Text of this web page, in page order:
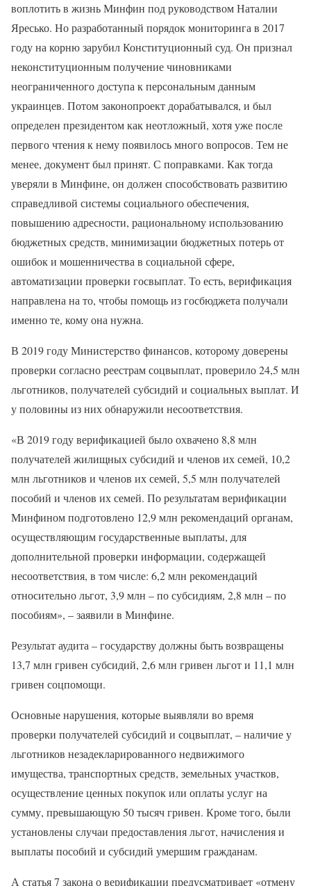
воплотить в жизнь Минфин под руководством Наталии
Яресько. Но разработанный порядок мониторинга в 2017
году на корню зарубил Конституционный суд. Он признал
неконституционным получение чиновниками
неограниченного доступа к персональным данным
украинцев. Потом законопроект дорабатывался, и был
определен президентом как неотложный, хотя уже после
первого чтения к нему появилось много вопросов. Тем не
менее, документ был принят. С поправками. Как тогда
уверяли в Минфине, он должен способствовать развитию
справедливой системы социального обеспечения,
повышению адресности, рациональному использованию
бюджетных средств, минимизации бюджетных потерь от
ошибок и мошенничества в социальной сфере,
автоматизации проверки госвыплат. То есть, верификация
направлена ​​на то, чтобы помощь из госбюджета получали
именно те, кому она нужна.
В 2019 году Министерство финансов, которому доверены
проверки согласно реестрам соцвыплат, проверило 24,5 млн
льготников, получателей субсидий и социальных выплат. И
у половины из них обнаружили несоответствия.
«В 2019 году верификацией было охвачено 8,8 млн
получателей жилищных субсидий и членов их семей, 10,2
млн льготников и членов их семей, 5,5 млн получателей
пособий и членов их семей. По результатам верификации
Минфином подготовлено 12,9 млн рекомендаций органам,
осуществляющим государственные выплаты, для
дополнительной проверки информации, содержащей
несоответствия, в том числе: 6,2 млн рекомендаций
относительно льгот, 3,9 млн – по субсидиям, 2,8 млн – по
пособиям», – заявили в Минфине.
Результат аудита – государству должны быть возвращены
13,7 млн гривен субсидий, 2,6 млн гривен льгот и 11,1 млн
гривен соцпомощи.
Основные нарушения, которые выявляли во время
проверки получателей субсидий и соцвыплат, – наличие у
льготников незадекларированного недвижимого
имущества, транспортных средств, земельных участков,
осуществление ценных покупок или оплаты услуг на
сумму, превышающую 50 тысяч гривен. Кроме того, были
установлены случаи предоставления льгот, начисления и
выплаты пособий и субсидий умершим гражданам.
А статья 7 закона о верификации предусматривает «отмену